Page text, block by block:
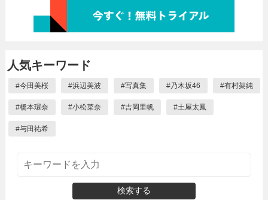
人気キーワード
#今田美桜 #浜辺美波 #写真集 #乃木坂46 #有村架純
#橋本環奈 #小松菜奈 #吉岡里帆 #土屋太鳳
#与田祐希
検索する